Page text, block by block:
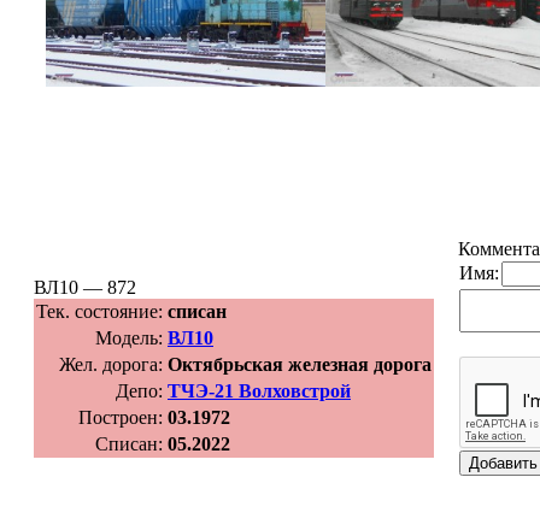
ВЛ10 — 872
Тек. состояние: списан
Модель: ВЛ10
Жел. дорога: Октябрьская железная дорога
Депо: ТЧЭ-21 Волховстрой
Построен: 03.1972
Списан: 05.2022
Имя: